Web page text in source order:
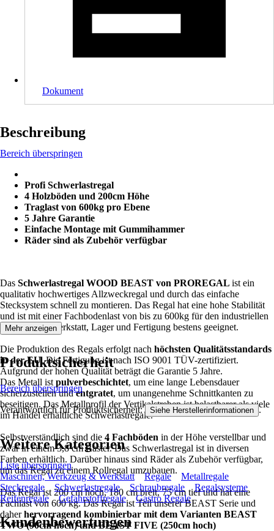
Dokument
Beschreibung
Bereich überspringen
Profi Schwerlastregal
4 Holzböden und 200cm Höhe
Traglast von 600kg pro Ebene
5 Jahre Garantie
Einfache Montage mit Gummihammer
Räder sind als Zubehör verfügbar
Das Schwerlastregal WOOD BEAST von PROREGAL ist ein
qualitativ hochwertiges Allzweckregal und durch das einfache
Stecksystem schnell zu montieren. Das Regal hat eine hohe Stabilität
und ist mit einer Fachbodenlast von bis zu 600kg für den industriellen
Gebrauch in Werkstatt, Lager und Fertigung bestens geeignet.
Die Produktion des Regals erfolgt nach höchsten Qualitätsstandards
in der EU. Die Fertigung ist nach ISO 9001 TÜV-zertifiziert.
Aufgrund der hohen Qualität beträgt die Garantie 5 Jahre.
Das Metall ist pulverbeschichtet, um eine lange Lebensdauer
sicherzustellen undentgratet, um unangenehme Schnittkanten zu
beseitigen. Das Metallprofil der Vertikalstreben ist belastbarer als viele
im Handel erhältliche Schwerlastregale.
Selbstverständlich sind die 4 Fachböden in der Höhe verstellbar und
zwar in einem 3,8 cm Raster. Das Schwerlastregal ist in diversen
Farben erhältlich. Darüber hinaus sind Räder als Zubehör verfügbar,
um das Regal zu einem Rollregal umzubauen.
Das Regal ist 200 cm hoch, 180 cm breit, 75 cm tief und hat eine
Fachlast von 600 kg. Das Regal ist Teil unserer BEAST Serie und
daherhervorragend kombinierbar mit dem Varianten BEAST
TWO (90cm hoch) und BEAST FIVE (250cm hoch)
Mehr anzeigen
Produktsicherheit
Bereich überspringen
Verantwortlich für Produktsicherheit: Siehe Herstellerinformationen .
Weitere Kategorien
Liste überspringen
Maschinen, Werkzeug & Werkstatt
Regale
Metallregale
Steckregale
Schwerlastregale Schraubregale
Regalsysteme
Reifenregale
Gefahrstoffregale Gastro Regale
Kundenbewertungen